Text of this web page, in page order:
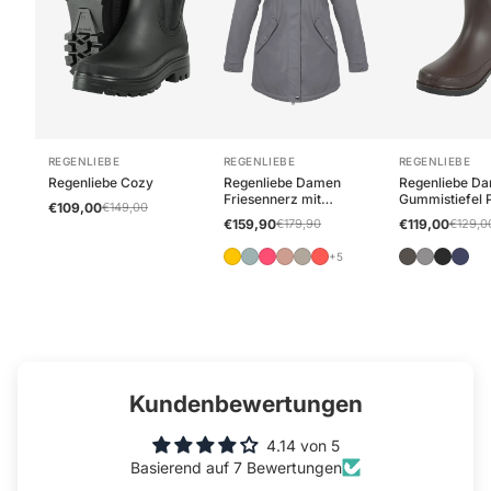
griffige Gummisohle
Nylonstulpe mit Schnürsenkel
Fußbett
Absatzhöhe: 3 cm
REGENLIEBE
Regenliebe Cozy
€109,00€149,00
REGENLIEBE
Regenliebe Damen
Friesennerz mit
Teddyfleece
€159,90€179,90
+5
REGENLIEBE
Regenliebe
Gummistiefel
Halbschaft
€119,00
Kundenbewertungen
4.14 von 5
Basierend auf 7 Bewertungen